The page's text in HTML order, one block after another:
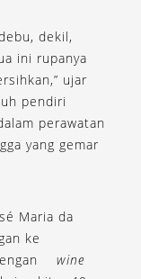
dekil,
ini rupanya
ujar
pendiri
perawatan
yang gemar
Maria da
ke
wine